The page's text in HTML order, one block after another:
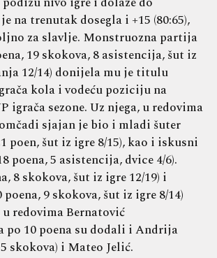
na trenutak dosegla i +15 (80:65),
za slavlje. Monstruozna partija
19 skokova, 8 asistencija, šut iz
12/14) donijela mu je titulu
kola i vodeću poziciju na
igrača sezone. Uz njega, u redovima
sjajan je bio i mladi šuter
poen, šut iz igre 8/15), kao i iskusni
poena, 5 asistencija, dvice 4/6).
8 skokova, šut iz igre 12/19) i
9 skokova, šut iz igre 8/14)
redovima Bernatović
po 10 poena su dodali i Andrija
skokova) i Mateo Jelić.